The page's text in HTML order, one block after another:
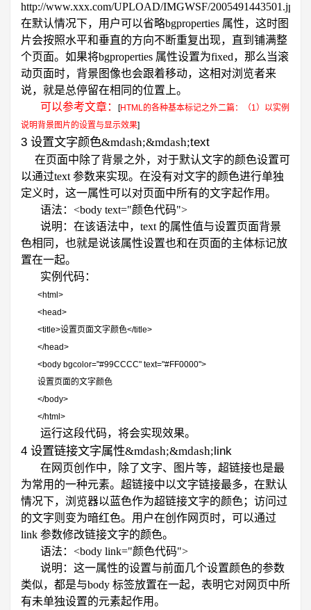
http://www.xxx.com/UPLOAD/IMGWSF/2005491443501.jpg
在默认情况下，用户可以省略bgproperties 属性，这时图
片会按照水平和垂直的方向不断重复出现，直到铺满整
个页面。如果将bgproperties 属性设置为fixed，那么当滚
动页面时，背景图像也会跟着移动，这相对浏览者来
说，就是总停留在相同的位置上。
可以参考文章：
[HTML的各种基本标记之外二篇：（1）以实例
说明背景图片的设置与显示效果]
3 设置文字颜色&mdash;&mdash;text
在页面中除了背景之外，对于默认文字的颜色设置可
以通过text 参数来实现。在没有对文字的颜色进行单独
定义时，这一属性可以对页面中所有的文字起作用。
语法： <body text="颜色代码">
说明：在该语法中， text 的属性值与设置页面背景
色相同，也就是说该属性设置也和在页面的主体标记放
置在一起。
实例代码：
<html>
<head>
<title>设置页面文字颜色</title>
</head>
<body bgcolor="#99CCCC" text="#FF0000">
设置页面的文字颜色
</body>
</html>
运行这段代码，将会实现效果。
4 设置链接文字属性&mdash;&mdash;link
在网页创作中，除了文字、图片等，超链接也是最
为常用的一种元素。超链接中以文字链接最多，在默认
情况下，浏览器以蓝色作为超链接文字的颜色；访问过
的文字则变为暗红色。用户在创作网页时，可以通过
link 参数修改链接文字的颜色。
语法： <body link="颜色代码">
说明：这一属性的设置与前面几个设置颜色的参数
类似，都是与body 标签放置在一起，表明它对网页中所
有未单独设置的元素起作用。